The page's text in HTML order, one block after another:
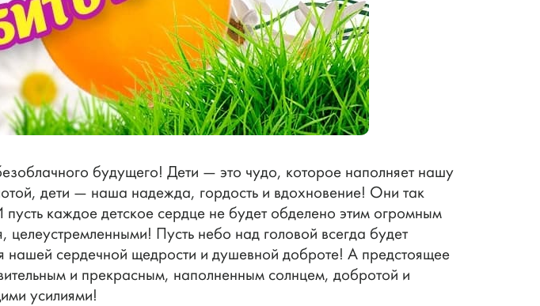
будущего! Дети — это чудо, которое наполняет нашу
дети — наша надежда, гордость и вдохновение! Они так
каждое детское сердце не будет обделено этим огромным
Пусть небо над головой всегда будет
сердечной щедрости и душевной доброте! А предстоящее
и прекрасным, наполненным солнцем, добротой и
усилиями!